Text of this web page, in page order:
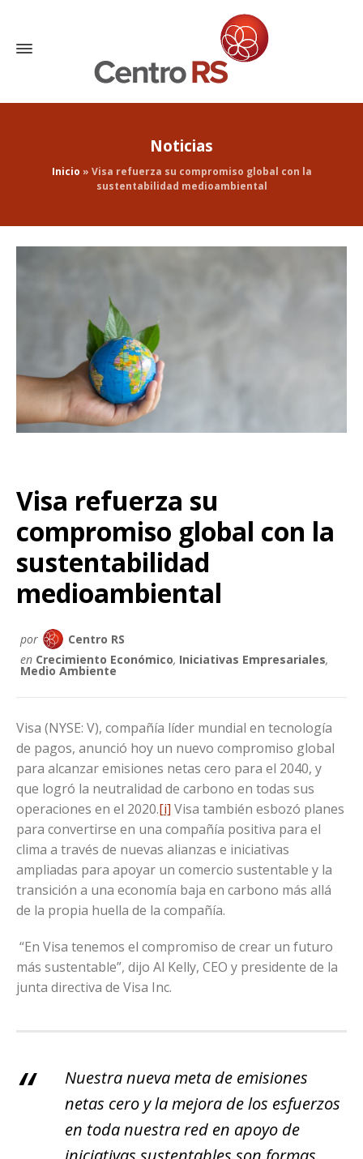
Noticias
Inicio » Visa refuerza su compromiso global con la
sustentabilidad medioambiental
Visa refuerza su
compromiso global con la
sustentabilidad
medioambiental
por
Centro RS
en Crecimiento Económico, Iniciativas Empresariales,
Medio Ambiente
Visa (NYSE: V), compañía líder mundial en tecnología
de pagos, anunció hoy un nuevo compromiso global
para alcanzar emisiones netas cero para el 2040, y
que logró la neutralidad de carbono en todas sus
operaciones en el 2020.[i] Visa también esbozó planes
para convertirse en una compañía positiva para el
clima a través de nuevas alianzas e iniciativas
ampliadas para apoyar un comercio sustentable y la
transición a una economía baja en carbono más allá
de la propia huella de la compañía.
“En Visa tenemos el compromiso de crear un futuro
más sustentable”, dijo Al Kelly, CEO y presidente de la
junta directiva de Visa Inc.
Nuestra nueva meta de emisiones
netas cero y la mejora de los esfuerzos
en toda nuestra red en apoyo de